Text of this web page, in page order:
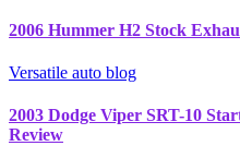
2006 Hummer H2 Stock
Versatile auto blog
2003 Dodge Viper SRT-10
Review